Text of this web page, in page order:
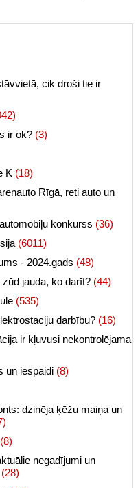
cik droši tie ir
ir ok? (3)
K (18)
Rīgā, reti auto un
konkurss (36)
(6011)
- 2024.gads (48)
jauda, ko darīt? (44)
(535)
darbību? (16)
ir kļuvusi nekontrolējama
un iespaidi (8)
dzinēja ķēžu maiņa un
(8)
negadījumi un
(28)